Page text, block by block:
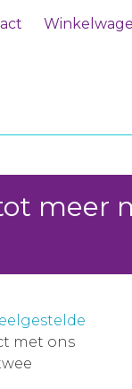
meer
met ons